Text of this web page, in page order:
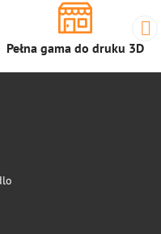
Pełna gama do druku 3D